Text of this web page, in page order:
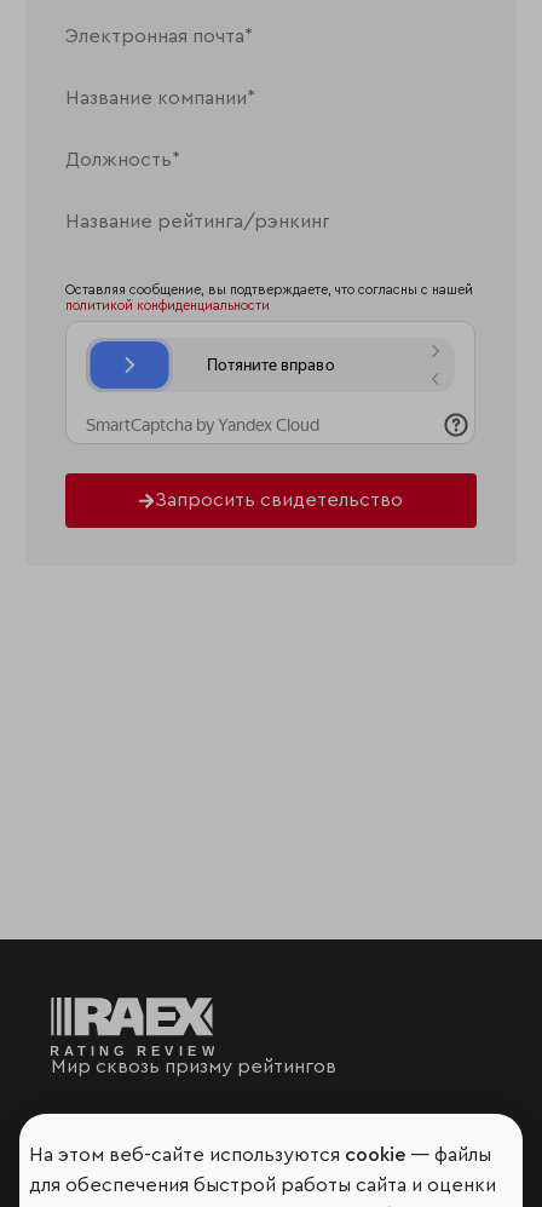
Оставляя сообщение, вы подтверждаете, что согласны с нашей
политикой конфиденциальности
Запросить свидетельство
Мир сквозь призму рейтингов
Аналитика
На этом веб-сайте используются cookie — файлы
для обеспечения быстрой работы сайта и оценки